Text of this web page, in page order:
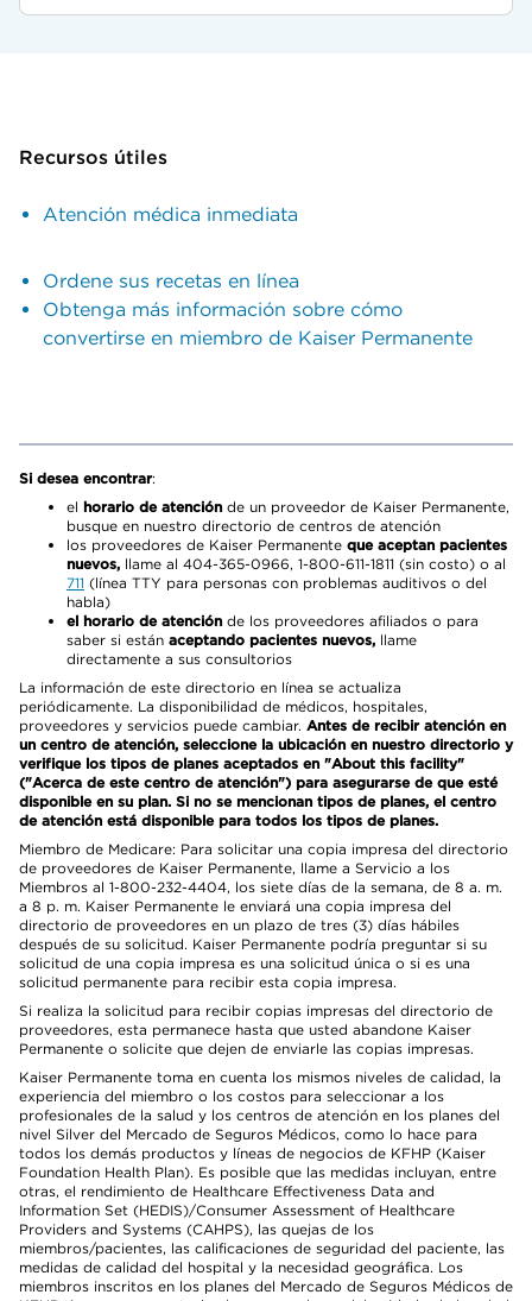
Recursos útiles
Atención médica inmediata
Ordene sus recetas en línea
Obtenga más información sobre cómo
convertirse en miembro de Kaiser Permanente
Si desea encontrar:
el horario de atención de un proveedor de Kaiser Permanente,
busque en nuestro directorio de centros de atención
los proveedores de Kaiser Permanente que aceptan pacientes
nuevos, llame al 404-365-0966, 1-800-611-1811 (sin costo) o al
711 (línea TTY para personas con problemas auditivos o del
habla)
el horario de atención de los proveedores afiliados o para
saber si están aceptando pacientes nuevos, llame
directamente a sus consultorios
La información de este directorio en línea se actualiza
periódicamente. La disponibilidad de médicos, hospitales,
proveedores y servicios puede cambiar. Antes de recibir atención en
un centro de atención, seleccione la ubicación en nuestro directorio y
verifique los tipos de planes aceptados en "About this facility"
("Acerca de este centro de atención") para asegurarse de que esté
disponible en su plan. Si no se mencionan tipos de planes, el centro
de atención está disponible para todos los tipos de planes.
Miembro de Medicare: Para solicitar una copia impresa del directorio
de proveedores de Kaiser Permanente, llame a Servicio a los
Miembros al 1-800-232-4404, los siete días de la semana, de 8 a. m.
a 8 p. m. Kaiser Permanente le enviará una copia impresa del
directorio de proveedores en un plazo de tres (3) días hábiles
después de su solicitud. Kaiser Permanente podría preguntar si su
solicitud de una copia impresa es una solicitud única o si es una
solicitud permanente para recibir esta copia impresa.
Si realiza la solicitud para recibir copias impresas del directorio de
proveedores, esta permanece hasta que usted abandone Kaiser
Permanente o solicite que dejen de enviarle las copias impresas.
Kaiser Permanente toma en cuenta los mismos niveles de calidad, la
experiencia del miembro o los costos para seleccionar a los
profesionales de la salud y los centros de atención en los planes del
nivel Silver del Mercado de Seguros Médicos, como lo hace para
todos los demás productos y líneas de negocios de KFHP (Kaiser
Foundation Health Plan). Es posible que las medidas incluyan, entre
otras, el rendimiento de Healthcare Effectiveness Data and
Information Set (HEDIS)/Consumer Assessment of Healthcare
Providers and Systems (CAHPS), las quejas de los
miembros/pacientes, las calificaciones de seguridad del paciente, las
medidas de calidad del hospital y la necesidad geográfica. Los
miembros inscritos en los planes del Mercado de Seguros Médicos de